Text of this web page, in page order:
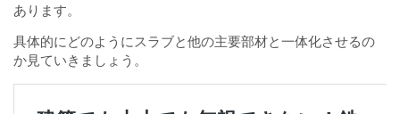
あります。
具体的にどのようにスラブと他の主要部材と一体化させるの
か見ていきましょう。